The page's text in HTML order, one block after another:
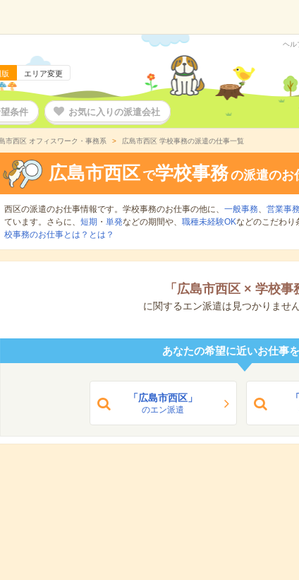
エリア変更
ヘル
条件 お気に入りの派遣会社
市西区 オフィスワーク・事務系 広島市西区 学校事務の派遣の仕事一覧
広島市西区 で学校事務の派遣のお
西区の派遣のお仕事情報です。学校事務のお仕事の他に、 一般事務、 営業事務
ています。さらに、 短期 ・ 単発などの期間や、 職種未経験OKなどのこだわり
校事務のお仕事とは？とは？
「 広島市西区 × 学校事
に関するエン派遣は見つかりません
あなたの希望に近いお仕事
「広島市西区」
のエン派遣